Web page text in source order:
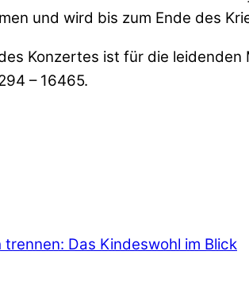
und wird bis zum Ende des
Konzertes ist für die
– 16465.
trennen: Das Kindeswohl im Blick